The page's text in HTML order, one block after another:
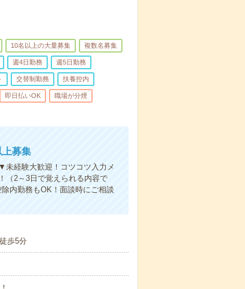
10名以上の大量募集 複数名募集
週4日勤務 週5日勤務
交替制勤務 扶養控内
即日払いOK 職場が分煙
上募集
経験大歓迎！コツコツ入力メ
（2～3日で覚えられる内容で
内勤務もOK！面談時にご相談
歩5分